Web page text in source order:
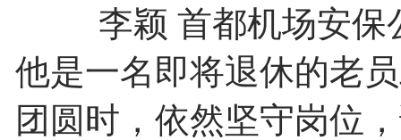
李颖 首都机场安保
他是一名即将退休的老
团圆时，依然坚守岗位